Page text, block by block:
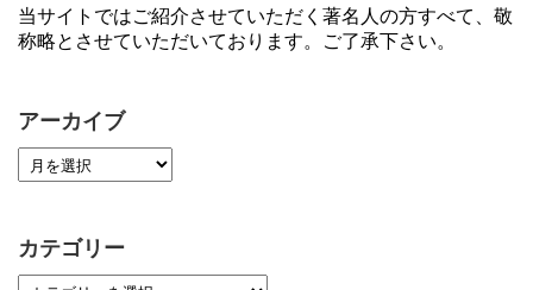
当サイトではご紹介させていただく著名人の方すべて、敬
称略とさせていただいております。ご了承下さい。
アーカイブ
カテゴリー